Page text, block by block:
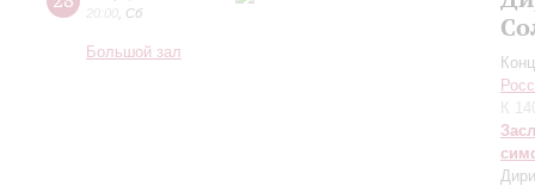
20:00 Сб
Большой зал
К